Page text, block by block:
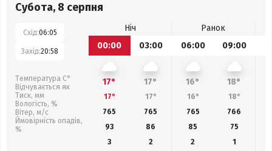
Субота, 8 серпня
Схід:06:05
Захід:20:58
Температура С°
Відчувається як
Тиск, мм
Вологість, %
Вітер, м/с
Ймовірність опадів,
%
Ніч
Ранок
00:00
03:00 06:00 09:00
17° 17° 16° 18°
17° 17° 16° 18°
765
765 765 766
93
86 85
75
3
2 2
1